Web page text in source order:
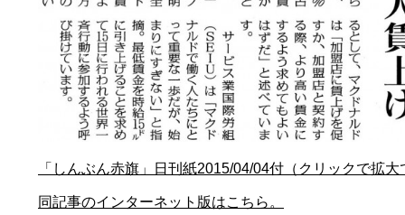
「しんぶん赤旗」日刊紙2015/04/04付（クリックで拡
同記事のインターネット版はこちら。